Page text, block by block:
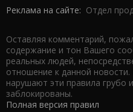
Реклама на сайте: Отдел
Оставляя комментарий,
содержание и тон Вашего
реальных людей,
отношение к данной
нарушают эти правила грубо
заблокированы.
Полная версия правил